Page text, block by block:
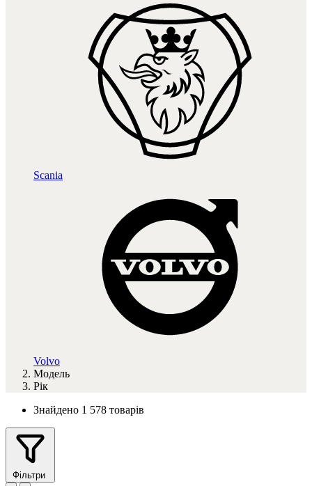
Scania
Volvo
Модель
Рік
Знайдено 1 578 товарів
Фільтри